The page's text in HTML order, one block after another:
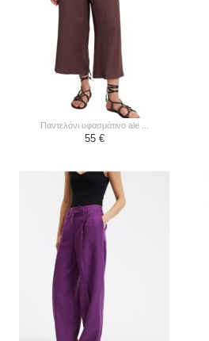
παντελόνι υφασμάτινο ale ...
55 €